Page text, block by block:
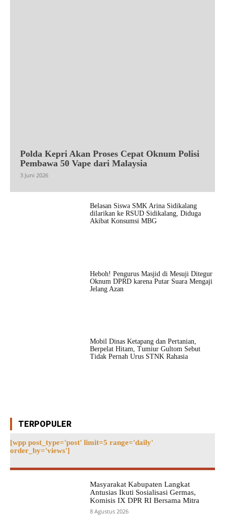
Polda Kepri Akan Proses Cepat Oknum Polisi
Pembawa 50 Vape dari Malaysia
3 Juni 2026
Belasan Siswa SMK Arina Sidikalang
dilarikan ke RSUD Sidikalang, Diduga
Akibat Konsumsi MBG
Heboh! Pengurus Masjid di Mesuji Ditegur
Oknum DPRD karena Putar Suara Mengaji
Jelang Azan
Mobil Dinas Ketapang dan Pertanian,
Berpelat Hitam, Tumiur Gultom Sebut
Tidak Pernah Urus STNK Rahasia
TERPOPULER
[wpp post_type='post' limit=5 range='daily'
order_by='views']
Masyarakat Kabupaten Langkat
Antusias Ikuti Sosialisasi Germas,
Komisis IX DPR RI Bersama Mitra
8 Agustus 2026